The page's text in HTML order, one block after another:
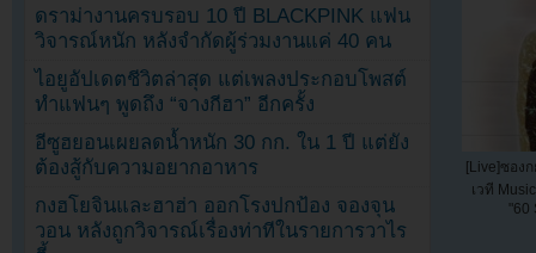
[Live]ซอง
เวที
"60
ดราม่างานครบรอบ 10 ปี BLACKPINK แฟน
วิจารณ์หนัก หลังจำกัดผู้ร่วมงานแค่ 40 คน
ไอยูอัปเดตชีวิตล่าสุด แต่เพลงประกอบโพสต์
ทำแฟนๆ พูดถึง “จางกีฮา” อีกครั้ง
อีซูฮยอนเผยลดน้ำหนัก 30 กก. ใน 1 ปี แต่ยัง
ต้องสู้กับความอยากอาหาร
กงฮโยจินและฮาฮ่า ออกโรงปกป้อง จองจุน
วอน หลังถูกวิจารณ์เรื่องท่าทีในรายการวาไร